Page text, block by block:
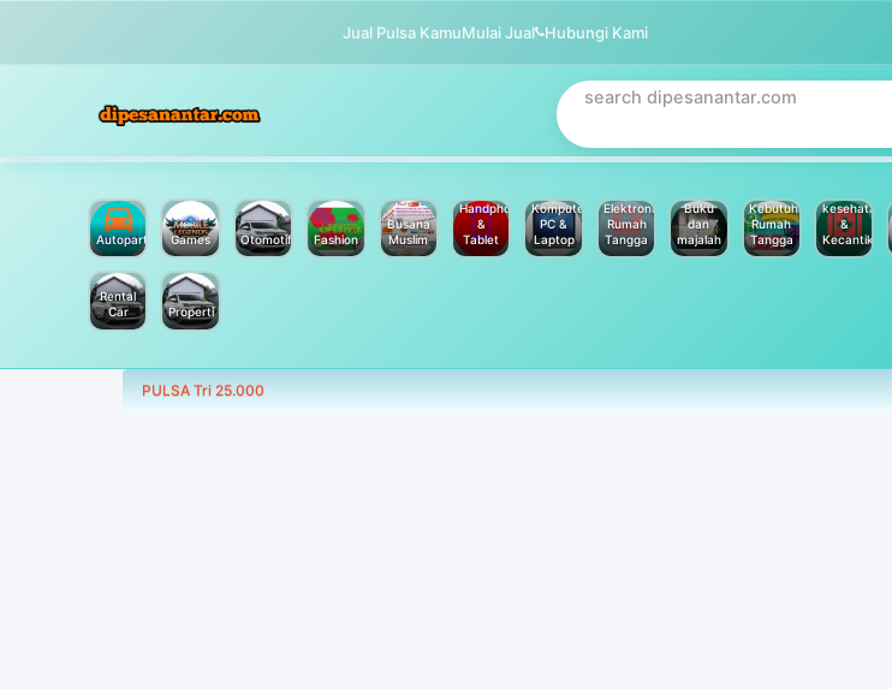
Jual Pulsa KamuMulai Jual Hubungi Kami
Autoparts Games Otomotif Fashion
Busana
Muslim
Handphone
&
Tablet
Komputer
PC &
Laptop
Elektronik
Rumah
Tangga
Buku
dan
majalah
Kebutuhan
Rumah
Tangga
kesehatan
&
Kecantikan
Rental
Car
Properti
PULSA Tri 25.000